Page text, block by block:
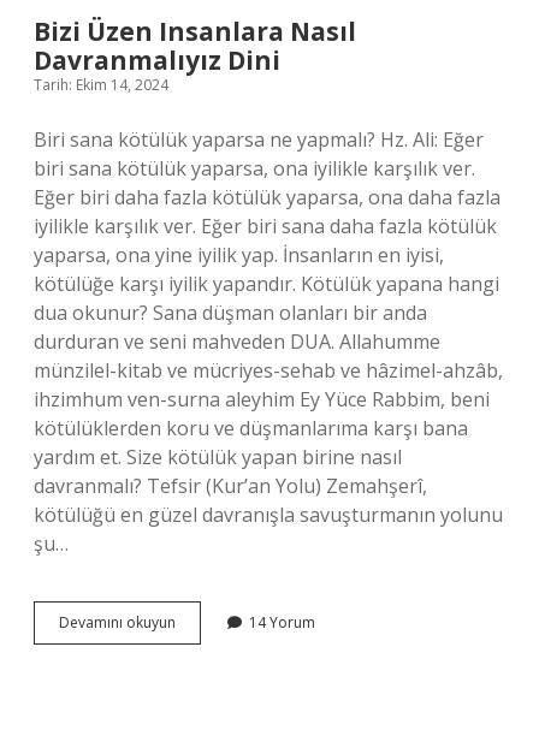
Bizi Üzen Insanlara Nasıl
Davranmalıyız Dini
Tarih: Ekim 14, 2024
Biri sana kötülük yaparsa ne yapmalı? Hz. Ali: Eğer
biri sana kötülük yaparsa, ona iyilikle karşılık ver.
Eğer biri daha fazla kötülük yaparsa, ona daha fazla
iyilikle karşılık ver. Eğer biri sana daha fazla kötülük
yaparsa, ona yine iyilik yap. İnsanların en iyisi,
kötülüğe karşı iyilik yapandır. Kötülük yapana hangi
dua okunur? Sana düşman olanları bir anda
durduran ve seni mahveden DUA. Allahumme
münzilel-kitab ve mücriyes-sehab ve hâzimel-ahzâb,
ihzimhum ven-surna aleyhim Ey Yüce Rabbim, beni
kötülüklerden koru ve düşmanlarıma karşı bana
yardım et. Size kötülük yapan birine nasıl
davranmalı? Tefsir (Kur’an Yolu) Zemahşerî,
kötülüğü en güzel davranışla savuşturmanın yolunu
şu…
Devamını okuyun
Üzen
14 Yorum